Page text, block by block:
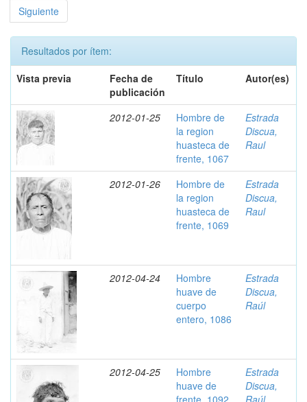
Siguiente
Resultados por ítem:
Vista previa
Fecha de
publicación
Título Autor(es)
2012-01-25
Hombre de
la region
huasteca de
frente, 1067
Estrada
Discua,
Raul
2012-01-26
Hombre de
la region
huasteca de
frente, 1069
Estrada
Discua,
Raul
2012-04-24
Hombre
huave de
cuerpo
entero, 1086
Estrada
Discua,
Raúl
2012-04-25
Hombre
huave de
frente, 1092
Estrada
Discua,
Raúl